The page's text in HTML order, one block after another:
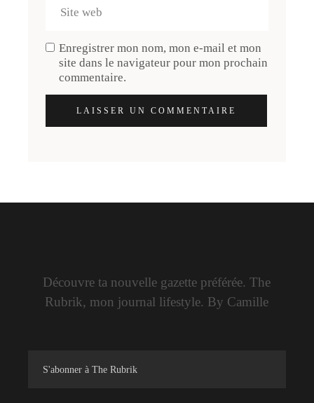
Enregistrer mon nom, mon e-mail et mon
site dans le navigateur pour mon prochain
commentaire.
LAISSER UN COMMENTAIRE
Découvre ta nouvelle gazette préférée. The
Rubrik, mon journal lifestyle. By Camille